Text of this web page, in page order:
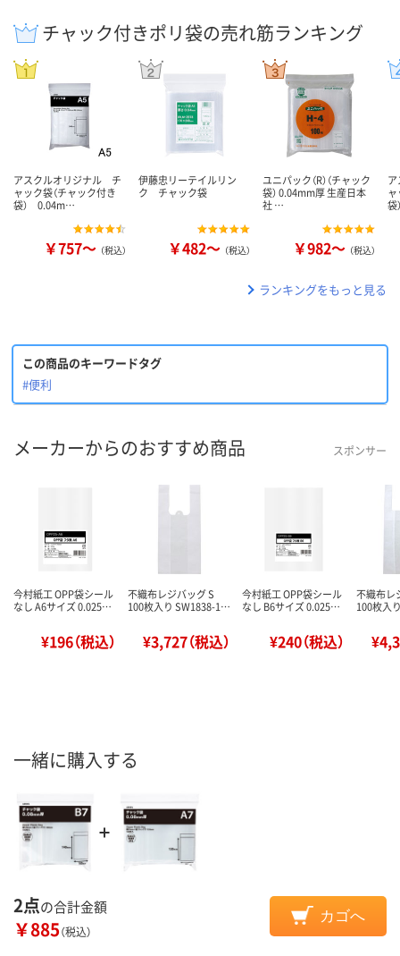
チャック付きポリ袋の売れ筋ランキング
アスクルオリジナル チ
ャック袋（チャック付き
袋） 0.04m…
￥757～ （税込）
伊藤忠リーテイルリン
ク チャック袋
￥482～ （税込）
ユニパック（R）（チャック
袋） 0.04mm厚 生産日本
社 …
￥982～ （税込）
ャ
ランキングをもっと見る
この商品のキーワードタグ
#便利
メーカーからのおすすめ商品 スポンサー
今村紙工 OPP袋シール
なし A6サイズ 0.025…
¥196（税込）
不織布レジバッグ S
100枚入り SW1838-1…
¥3,727（税込）
今村紙工 OPP袋シール
なし B6サイズ 0.025…
¥240（税込）
不織布レ
100枚入
一緒に購入する
2点の合計金額
￥885（税込）
カゴへ